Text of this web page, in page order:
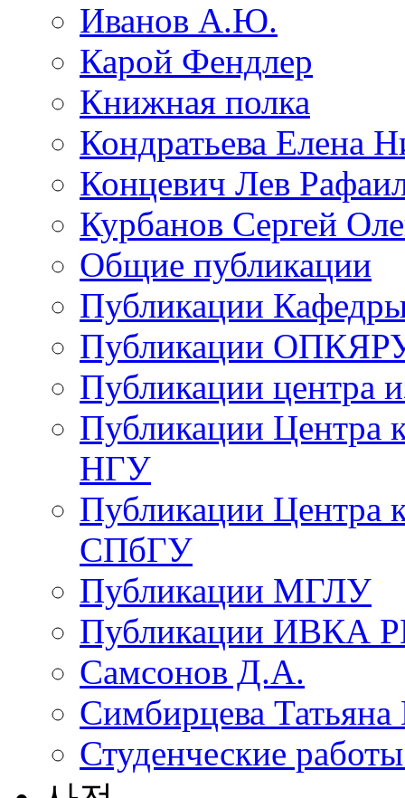
Иванов А.Ю.
Карой Фендлер
Книжная полка
Кондратьева Елена
Концевич Лев
Курбанов Сергей
Общие публикации
Публикации
Публикации
Публикации центра
Публикации Центра
НГУ
Публикации Центра
СПбГУ
Публикации МГЛУ
Публикации ИВКА
Самсонов Д.А.
Симбирцева
Студенческие